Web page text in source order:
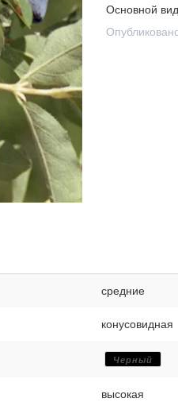
Основной
средние
конусовидная
Черный
высокая